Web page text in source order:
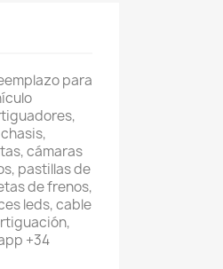
para
cámaras
pastillas de
de frenos,
leds, cable
+34